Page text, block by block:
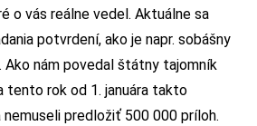
o vás reálne vedel. Aktuálne sa
potvrdení, ako je napr. sobášny
Ako nám povedal štátny tajomník
tento rok od 1. januára takto
predložiť 500 000 príloh.